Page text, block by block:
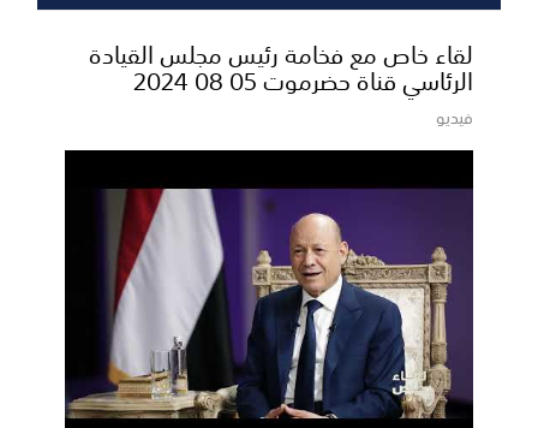
لقاء خاص مع فخامة رئيس مجلس القيادة
الرئاسي قناة حضرموت 05 08 2024
فيديو